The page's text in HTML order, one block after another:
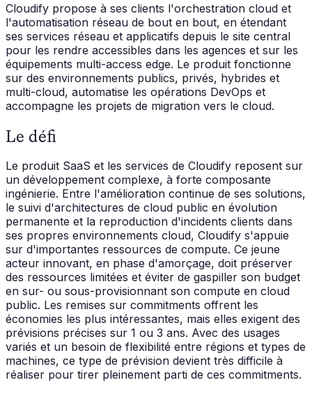
Cloudify propose à ses clients l'orchestration cloud et
l'automatisation réseau de bout en bout, en étendant
ses services réseau et applicatifs depuis le site central
pour les rendre accessibles dans les agences et sur les
équipements multi-access edge. Le produit fonctionne
sur des environnements publics, privés, hybrides et
multi-cloud, automatise les opérations DevOps et
accompagne les projets de migration vers le cloud.
Le défi
Le produit SaaS et les services de Cloudify reposent sur
un développement complexe, à forte composante
ingénierie. Entre l'amélioration continue de ses solutions,
le suivi d'architectures de cloud public en évolution
permanente et la reproduction d'incidents clients dans
ses propres environnements cloud, Cloudify s'appuie
sur d'importantes ressources de compute. Ce jeune
acteur innovant, en phase d'amorçage, doit préserver
des ressources limitées et éviter de gaspiller son budget
en sur- ou sous-provisionnant son compute en cloud
public. Les remises sur commitments offrent les
économies les plus intéressantes, mais elles exigent des
prévisions précises sur 1 ou 3 ans. Avec des usages
variés et un besoin de flexibilité entre régions et types de
machines, ce type de prévision devient très difficile à
réaliser pour tirer pleinement parti de ces commitments.